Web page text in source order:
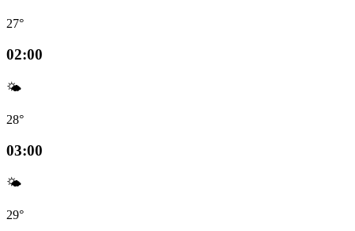
27°
02:00
🌤️
28°
03:00
🌤️
29°